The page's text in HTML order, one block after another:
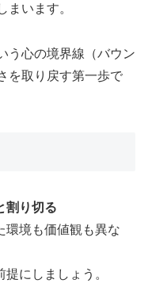
まいます。
う心の境界線（バウン
を取り戻す第一歩で
割り切る
環境も価値観も異な
提にしましょう。